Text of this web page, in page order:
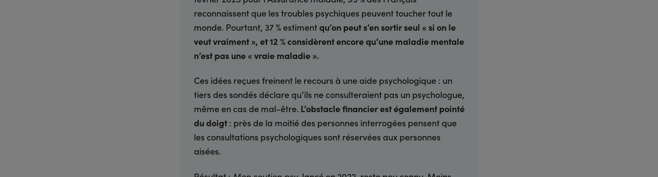
reconnaissent que les troubles psychiques peuvent toucher tout le
monde. Pourtant, 37 % estimentqu’on peut s’en sortir seul « si on le
veut vraiment », et 12 % considèrent encore qu’une maladie mentale
n’est pas une « vraie maladie ».
Ces idées reçues freinent le recours à une aide psychologique : un
tiers des sondés déclare qu’ils ne consulteraient pas un psychologue,
même en cas de mal-être. L’obstacle financier est également pointé
du doigt : près de la moitié des personnes interrogées pensent que
les consultations psychologiques sont réservées aux personnes
aisées.